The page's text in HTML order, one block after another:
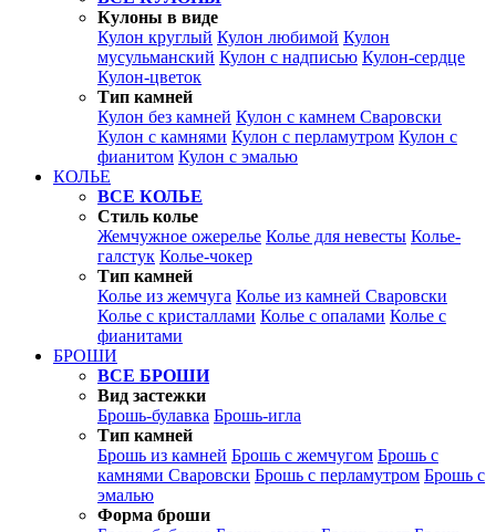
Кулоны в виде
Кулон круглый Кулон любимой Кулон
мусульманский Кулон с надписью Кулон-сердце
Кулон-цветок
Тип камней
Кулон без камней Кулон с камнем Сваровски
Кулон с камнями Кулон с перламутром Кулон с
фианитом Кулон с эмалью
КОЛЬЕ
ВСЕ КОЛЬЕ
Стиль колье
Жемчужное ожерелье Колье для невесты Колье-
галстук Колье-чокер
Тип камней
Колье из жемчуга Колье из камней Сваровски
Колье с кристаллами Колье с опалами Колье с
фианитами
БРОШИ
ВСЕ БРОШИ
Вид застежки
Брошь-булавка Брошь-игла
Тип камней
Брошь из камней Брошь с жемчугом Брошь с
камнями Сваровски Брошь с перламутром Брошь с
эмалью
Форма броши